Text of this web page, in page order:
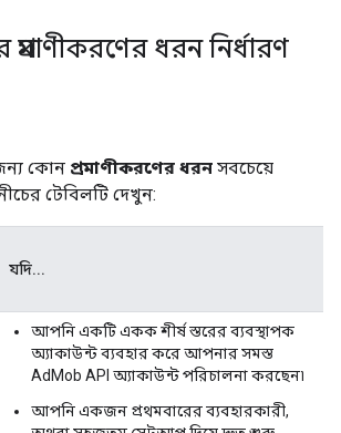
ধরন নির্ধারণ
কোন প্রমাণীকরণের ধরন সবচেয়ে
টেবিলটি দেখুন:
যদি...
আপনি একটি একক শীর্ষ স্তরের ব্যবস্থাপক
অ্যাকাউন্ট ব্যবহার করে আপনার সমস্ত
AdMob API অ্যাকাউন্ট পরিচালনা করছেন৷
আপনি একজন প্রথমবারের ব্যবহারকারী,